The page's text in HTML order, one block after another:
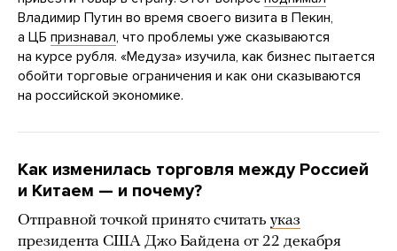
Владимир Путин во время своего визита в Пекин,
а ЦБ признавал, что проблемы уже сказываются
на курсе рубля. «Медуза» изучила, как бизнес пытается
обойти торговые ограничения и как они сказываются
на российской экономике.
Как изменилась торговля между Россией
и Китаем — и почему?
Отправной точкой принято считать указ
президента США Джо Байдена от 22 декабря